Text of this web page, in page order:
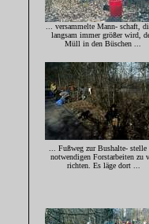
... versammelte Mann- schaft,
langsam immer größer wird,
Müll in den Büschen ...
... Fußweg zur Bushalte- stelle
notwendigen Forstarbeiten zu
richten. Es läge dort ...